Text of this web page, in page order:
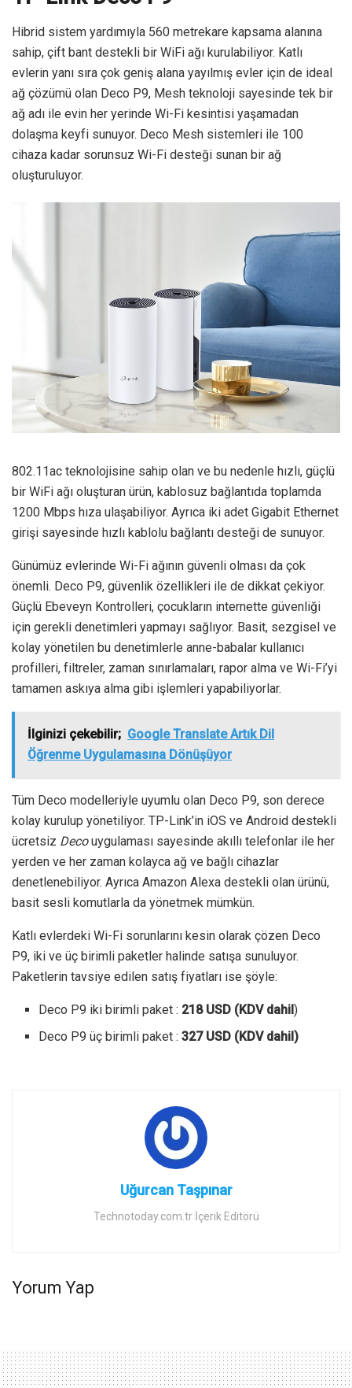
Hibrid sistem yardımıyla 560 metrekare kapsama alanına
sahip, çift bant destekli bir WiFi ağı kurulabiliyor. Katlı
evlerin yanı sıra çok geniş alana yayılmış evler için de ideal
ağ çözümü olan Deco P9, Mesh teknoloji sayesinde tek bir
ağ adı ile evin her yerinde Wi-Fi kesintisi yaşamadan
dolaşma keyfi sunuyor. Deco Mesh sistemleri ile 100
cihaza kadar sorunsuz Wi-Fi desteği sunan bir ağ
oluşturuluyor.
802.11ac teknolojisine sahip olan ve bu nedenle hızlı, güçlü
bir WiFi ağı oluşturan ürün, kablosuz bağlantıda toplamda
1200 Mbps hıza ulaşabiliyor. Ayrıca iki adet Gigabit Ethernet
girişi sayesinde hızlı kablolu bağlantı desteği de sunuyor.
Günümüz evlerinde Wi-Fi ağının güvenli olması da çok
önemli. Deco P9, güvenlik özellikleri ile de dikkat çekiyor.
Güçlü Ebeveyn Kontrolleri, çocukların internette güvenliği
için gerekli denetimleri yapmayı sağlıyor. Basit, sezgisel ve
kolay yönetilen bu denetimlerle anne-babalar kullanıcı
profilleri, filtreler, zaman sınırlamaları, rapor alma ve Wi-Fi’yi
tamamen askıya alma gibi işlemleri yapabiliyorlar.
İlginizi çekebilir; Google Translate Artık Dil
Öğrenme Uygulamasına Dönüşüyor
Tüm Deco modelleriyle uyumlu olan Deco P9, son derece
kolay kurulup yönetiliyor. TP-Link’in iOS ve Android destekli
ücretsiz Decouygulaması sayesinde akıllı telefonlar ile her
yerden ve her zaman kolayca ağ ve bağlı cihazlar
denetlenebiliyor. Ayrıca Amazon Alexa destekli olan ürünü,
basit sesli komutlarla da yönetmek mümkün.
Katlı evlerdeki Wi-Fi sorunlarını kesin olarak çözen Deco
P9, iki ve üç birimli paketler halinde satışa sunuluyor.
Paketlerin tavsiye edilen satış fiyatları ise şöyle:
Deco P9 iki birimli paket : 218 USD (KDV dahil)
Deco P9 üç birimli paket :327 USD (KDV dahil)
Uğurcan Taşpınar
Technotoday.com.tr İçerik Editörü
Yorum Yap